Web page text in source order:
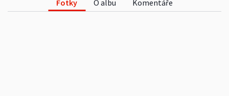
Fotky O albu Komentáře